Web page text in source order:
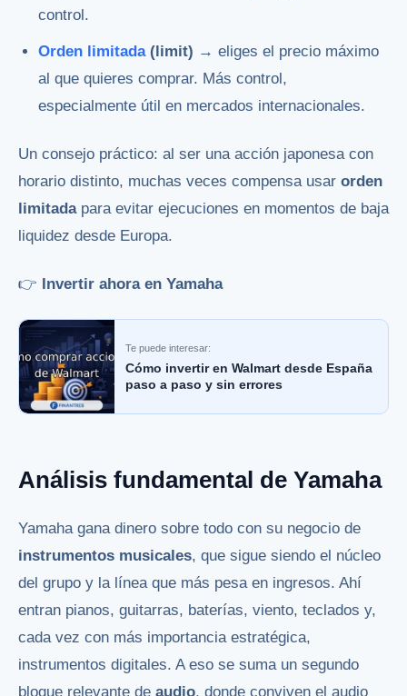
control.
Orden limitada(limit) → eliges el precio máximo
al que quieres comprar. Más control,
especialmente útil en mercados internacionales.
Un consejo práctico: al ser una acción japonesa con
horario distinto, muchas veces compensa usar orden
limitadapara evitar ejecuciones en momentos de baja
liquidez desde Europa.
👉 Invertir ahora en Yamaha
Te puede interesar:
Cómo invertir en Walmart desde España
paso a paso y sin errores
Análisis fundamental de Yamaha
Yamaha gana dinero sobre todo con su negocio de
instrumentos musicales, que sigue siendo el núcleo
del grupo y la línea que más pesa en ingresos. Ahí
entran pianos, guitarras, baterías, viento, teclados y,
cada vez con más importancia estratégica,
instrumentos digitales. A eso se suma un segundo
bloque relevante de audio, donde conviven el audio